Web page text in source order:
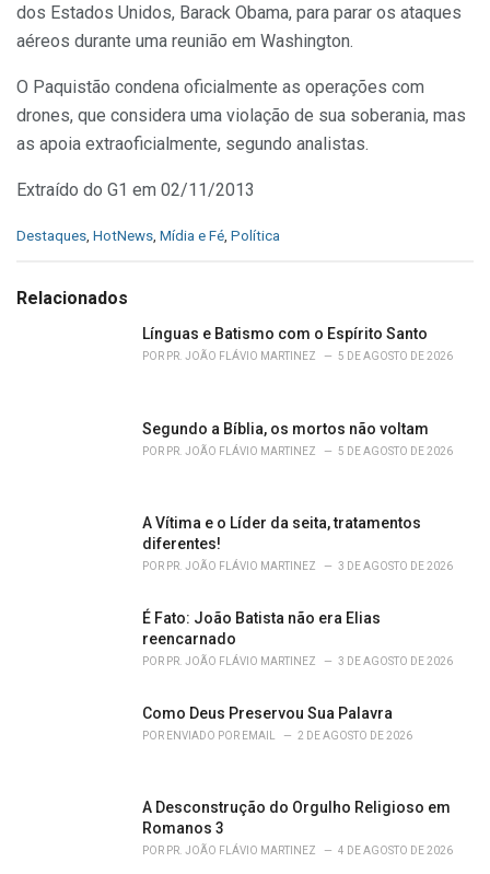
dos Estados Unidos, Barack Obama, para parar os ataques
aéreos durante uma reunião em Washington.
O Paquistão condena oficialmente as operações com
drones, que considera uma violação de sua soberania, mas
as apoia extraoficialmente, segundo analistas.
Extraído do G1 em 02/11/2013
C
e
Destaques HotNews Mídia e Fé Política
Relacionados
Línguas e Batismo com o Espírito Santo
POR PR. JOÃO FLÁVIO MARTINEZ 5 DE AGOSTO DE 2026
Segundo a Bíblia, os mortos não voltam
POR PR. JOÃO FLÁVIO MARTINEZ 5 DE AGOSTO DE 2026
A Vítima e o Líder da seita, tratamentos
diferentes!
POR PR. JOÃO FLÁVIO MARTINEZ 3 DE AGOSTO DE 2026
É Fato: João Batista não era Elias
reencarnado
POR PR. JOÃO FLÁVIO MARTINEZ 3 DE AGOSTO DE 2026
Como Deus Preservou Sua Palavra
POR ENVIADO POR EMAIL 2 DE AGOSTO DE 2026
A Desconstrução do Orgulho Religioso em
Romanos 3
POR PR. JOÃO FLÁVIO MARTINEZ 4 DE AGOSTO DE 2026